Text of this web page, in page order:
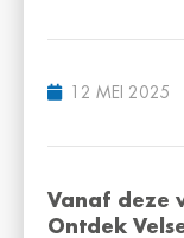
12 MEI 2025
Vanaf deze
Ontdek